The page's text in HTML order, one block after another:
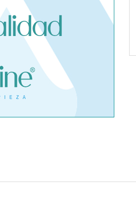
Dreame advierte: no todos los
purificadores de aire son
eficaces contra la alergia
Poliéster Casariche lidera la